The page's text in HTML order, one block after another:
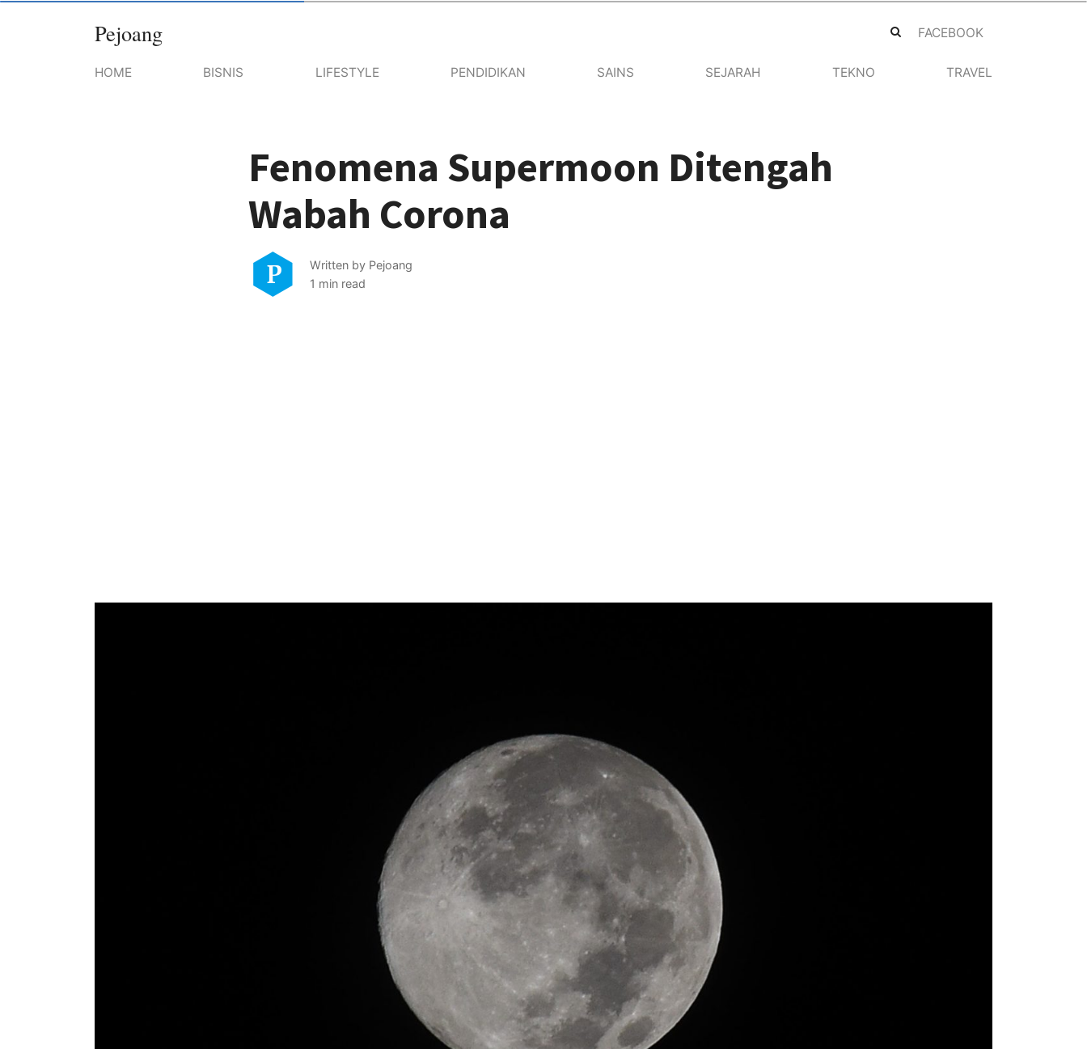
Pejoang FACEBOOK
HOME BISNIS LIFESTYLE PENDIDIKAN SAINS SEJARAH TEKNO TRAVEL
Fenomena Supermoon Ditengah
Wabah Corona
Written by Pejoang
1 min read